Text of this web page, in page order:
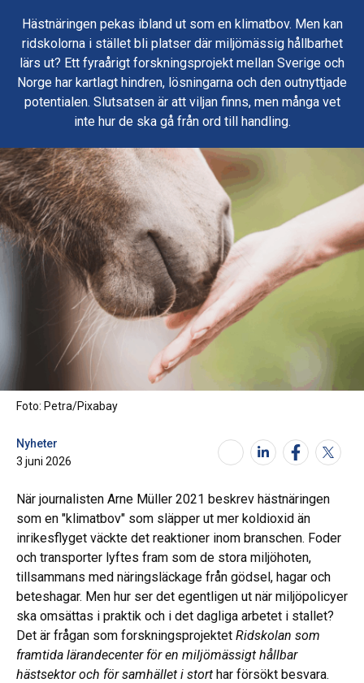
Hästnäringen pekas ibland ut som en klimatbov. Men kan
ridskolorna i stället bli platser där miljömässig hållbarhet
lärs ut? Ett fyraårigt forskningsprojekt mellan Sverige och
Norge har kartlagt hindren, lösningarna och den outnyttjade
potentialen. Slutsatsen är att viljan finns, men många vet
inte hur de ska gå från ord till handling.
Foto: Petra/Pixabay
Nyheter
3 juni 2026
När journalisten Arne Müller 2021 beskrev hästnäringen
som en "klimatbov" som släpper ut mer koldioxid än
inrikesflyget väckte det reaktioner inom branschen. Foder
och transporter lyftes fram som de stora miljöhoten,
tillsammans med näringsläckage från gödsel, hagar och
beteshagar. Men hur ser det egentligen ut när miljöpolicyer
ska omsättas i praktik och i det dagliga arbetet i stallet?
Det är frågan som forskningsprojektet Ridskolan som
framtida lärandecenter för en miljömässigt hållbar
hästsektor och för samhället i stort har försökt besvara.